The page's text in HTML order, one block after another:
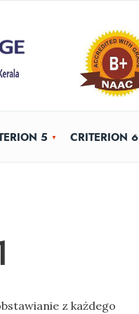
5 CRITERION 6
z każdego